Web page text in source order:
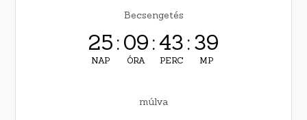
Becsengetés
25
NAP
:09
ÓRA
:43
PERC
:38
MP
múlva